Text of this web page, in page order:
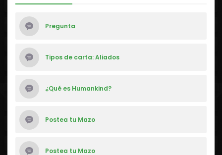
Pregunta
Tipos de carta: Aliados
¿Qué es Humankind?
Postea tu Mazo
Postea tu Mazo